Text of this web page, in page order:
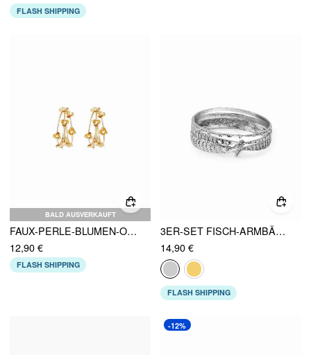
FLASH SHIPPING
BALD AUSVERKAUFT
FAUX-PERLE-BLUMEN-OHRRINGE
12,90 €
FLASH SHIPPING
3ER-SET FISCH-ARMBÄNDER
14,90 €
FLASH SHIPPING
-12%